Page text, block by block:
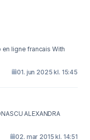
ligne francais With
01. jun 2025 kl. 15:45
02. mar 2015 kl. 14:51